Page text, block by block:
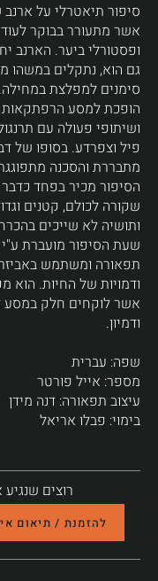
סיפור תיאטרלי על
אשר מתעורר בבוקר
ופסטורלי ביער. הארנב
גם הוא, נתקלים במשהו
סימנים למפלצת
הופכת למסע
ושיתופי פעולה עם
פיל וצפרדע. בסופו של
מתבררת והסכנה
הסיפור מכיר בפחד כדבר
שקורה לכולם, קטנים
ותושיה לא שייכים
שעת הסיפור מועברת
תפאורה ומשתמש
ודמויות של החיות. הוא
אשר לוקחים חלק במסע
ודמיון.
שפה: עברית
מספר: אייל פורטר
עיצוב תפאורה: דנה מידן
בימוי: פבלו אריאל
רוצים
להזמנת / תיאום